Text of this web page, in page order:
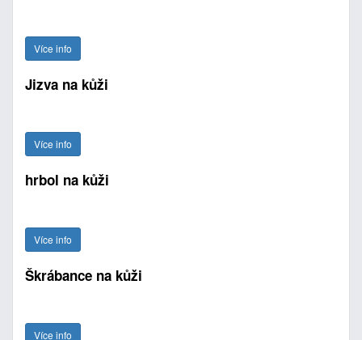
Více info
Jizva na kůži
Více info
hrbol na kůži
Více info
Škrábance na kůži
Více info